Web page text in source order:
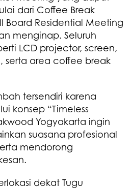
dari Coffee Break
Board Residential Meeting
menginap. Seluruh
LCD projector, screen,
serta area coffee break
tersendiri karena
konsep “Timeless
Yogyakarta ingin
suasana profesional
mendorong
dekat Tugu